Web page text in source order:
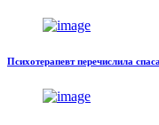
Психотерапевт перечислила